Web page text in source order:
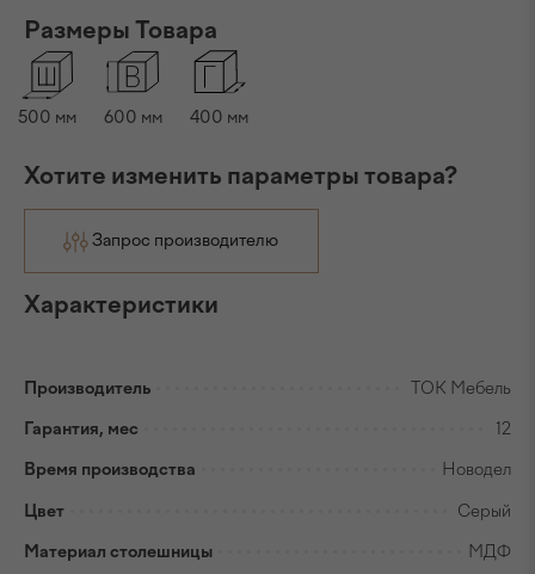
Размеры Товара
500 мм 600 мм 400 мм
Хотите изменить параметры товара?
Запрос производителю
Характеристики
Производитель ТОК Мебель
Гарантия, мес 12
Время производства Новодел
Цвет Серый
Материал столешницы МДФ